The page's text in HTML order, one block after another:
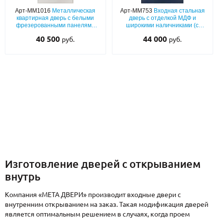
С реечным дизайном
ПО НАЗНАЧЕНИЮ
ПО ОСОБЕННОСТЯМ
ОПЛАТА
ДОСТАВКА
Арт-ММ1016 Металлическая
квартирная дверь с белыми
фрезерованными панелями
открыванием внутрь
40 500 руб.
Арт-ММ753 Входная стальная
дверь с отделкой МДФ и
широкими наличниками (с
44 000 руб.
Изготовление дверей с открыванием
внутрь
Компания «МЕТА ДВЕРИ» производит входные двери с
внутренним открыванием на заказ. Такая модификация дверей
является оптимальным решением в случаях, когда проем